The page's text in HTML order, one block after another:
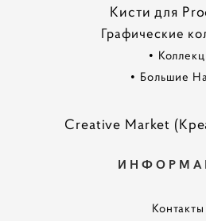
Кисти для
Графические
•
• Большие
Creative Market
Контакты